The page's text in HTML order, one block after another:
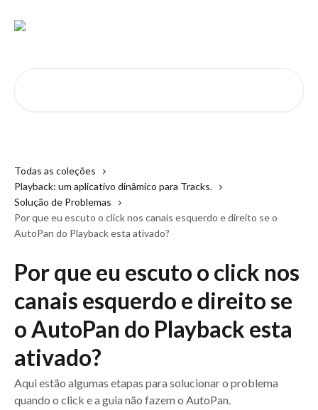
Todas as coleções
Playback: um aplicativo dinâmico para Tracks.
Solução de Problemas
Por que eu escuto o click nos canais esquerdo e direito se o
AutoPan do Playback esta ativado?
Por que eu escuto o click nos
canais esquerdo e direito se
o AutoPan do Playback esta
ativado?
Aqui estão algumas etapas para solucionar o problema
quando o click e a guia não fazem o AutoPan.